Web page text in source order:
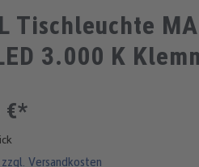
Tischleuchte
3.000 K
€*
Versandkosten